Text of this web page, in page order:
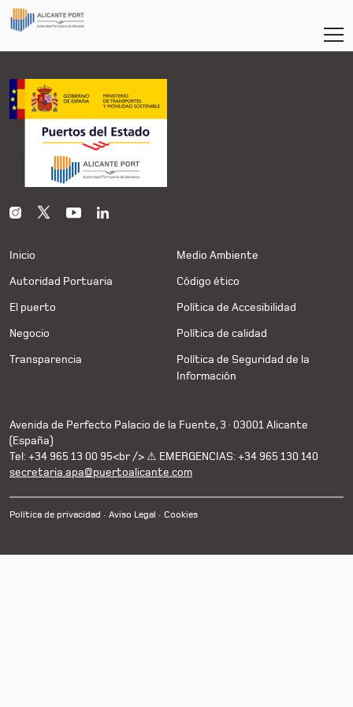
Inicio
Autoridad Portuaria
El puerto
Negocio
Transparencia
Medio Ambiente
Código ético
Política de Accesibilidad
Política de calidad
Política de Seguridad de la
Información
Avenida de Perfecto Palacio de la Fuente, 3 · 03001 Alicante
(España)
Tel: +34 965 13 00 95<br /> ⚠ EMERGENCIAS: +34 965 130 140
secretaria.apa@puertoalicante.com
Política de privacidad Aviso Legal Cookies